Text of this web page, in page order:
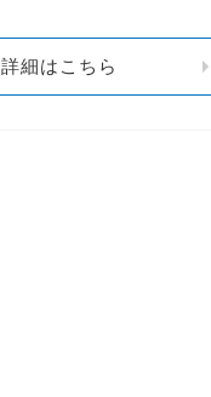
詳細はこちら